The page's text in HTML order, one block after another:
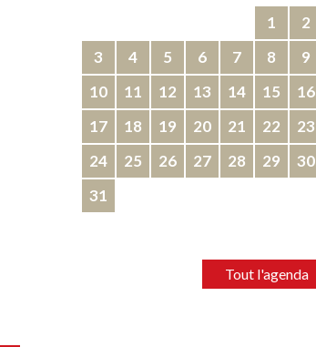
1
2
3
4 5 6 7 8
9
10
11 12 13 14 15
16
17
18 19 20 21 22
23
24
25 26 27 28 29
30
31
Tout l'agenda